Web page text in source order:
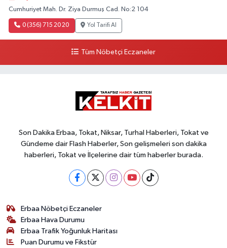
Cumhuriyet Mah. Dr. Ziya Durmuş Cad. No:2 104
0 (356) 715 20 20 Yol Tarifi Al
Tüm Nöbetçi Eczaneler
Son Dakika Erbaa, Tokat, Niksar, Turhal Haberleri, Tokat ve
Gündeme dair Flash Haberler, Son gelişmeleri son dakika
haberleri, Tokat ve İlçelerine dair tüm haberler burada.
Erbaa Nöbetçi Eczaneler
Erbaa Hava Durumu
Erbaa Trafik Yoğunluk Haritası
Puan Durumu ve Fikstür